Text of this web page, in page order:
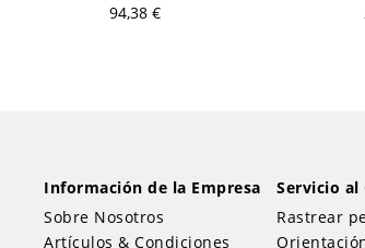
94,38 €
Información de la Empresa
Sobre Nosotros
Artículos & Condiciones
Servicio al
Rastrear